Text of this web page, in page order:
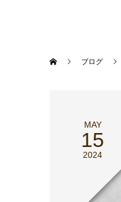
ブログ
MAY
15
2024